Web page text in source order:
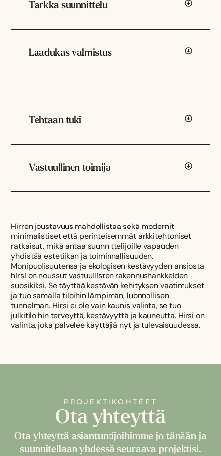
Tarkka suunnittelu
Laadukas valmistus
Tehtaan tuki
Vastuullinen toimija
Hirren joustavuus mahdollistaa sekä modernit
minimalistiset että perinteisemmät arkkitehtoniset
ratkaisut, mikä antaa suunnittelijoille vapauden
yhdistää estetiikan ja toiminnallisuuden.
Monipuolisuutensa ja ekologisen kestävyyden ansiosta
hirsi on noussut vastuullisten rakennushankkeiden
suosikiksi. Se täyttää kestävän kehityksen vaatimukset
ja tuo samalla tiloihin lämpimän, luonnollisen
tunnelman. Hirsi ei ole vain kaunis valinta, se tuo
julkitiloihin terveyttä, kestävyyttä ja kauneutta. Hirsi on
valinta, joka palvelee käyttäjiä nyt ja tulevaisuudessa.
PROJEKTIKOHTEET
Ota yhteyttä
Ota yhteyttä asiantuntijoihimme jo tänään ja
suunnitellaan yhdessä seuraava projektisi.